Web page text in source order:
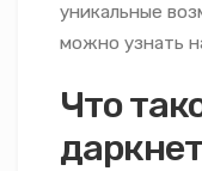
уникальные
можно узнать
Что